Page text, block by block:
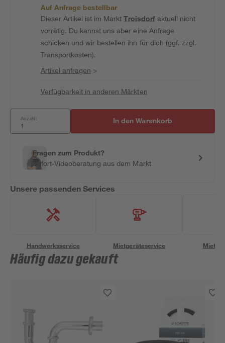
Auf Anfrage bestellbar
Dieser Artikel ist im MarktTroisdorfaktuell nicht
vorrätig. Du kannst uns aber eine Anfrage
schicken und wir bestellen ihn für dich (ggf. zzgl.
Transportkosten).
Artikel anfragen >
Verfügbarkeit in anderen Märkten
Anzahl: In den Warenkorb
Fragen zum Produkt?
Sofort-Videoberatung aus dem Markt
Unsere passenden Services
Handwerksservice Mietgeräteservice
Häufig dazu gekauft